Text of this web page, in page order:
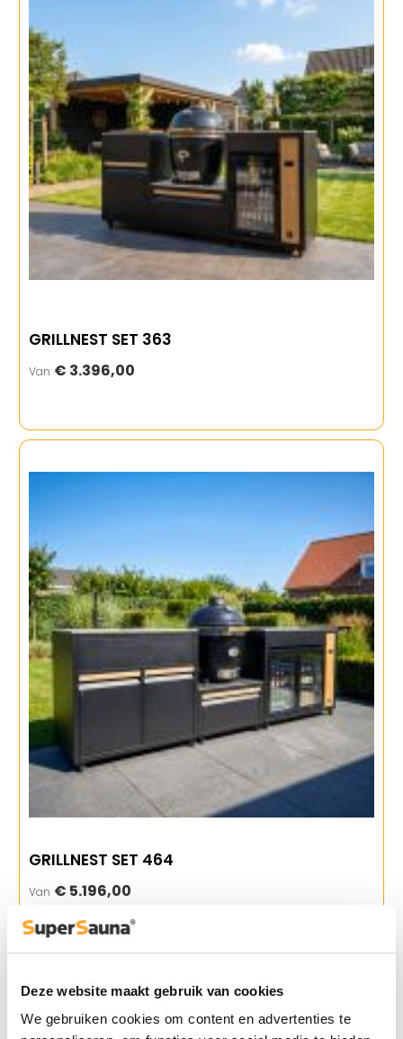
Deze website maakt gebruik van cookies
We gebruiken cookies om content en advertenties te
GRILLNEST SET 363
Van € 3.396,00
GRILLNEST SET 464
Van € 5.196,00